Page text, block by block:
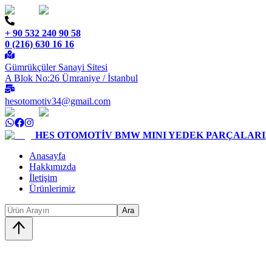
+ 90 532 240 90 58
0 (216) 630 16 16
Gümrükçüler Sanayi Sitesi
A Blok No:26 Ümraniye / İstanbul
hesotomotiv34@gmail.com
HES OTOMOTİV BMW MINI YEDEK PARÇALARI
Anasayfa
Hakkımızda
İletişim
Ürünlerimiz
Ara